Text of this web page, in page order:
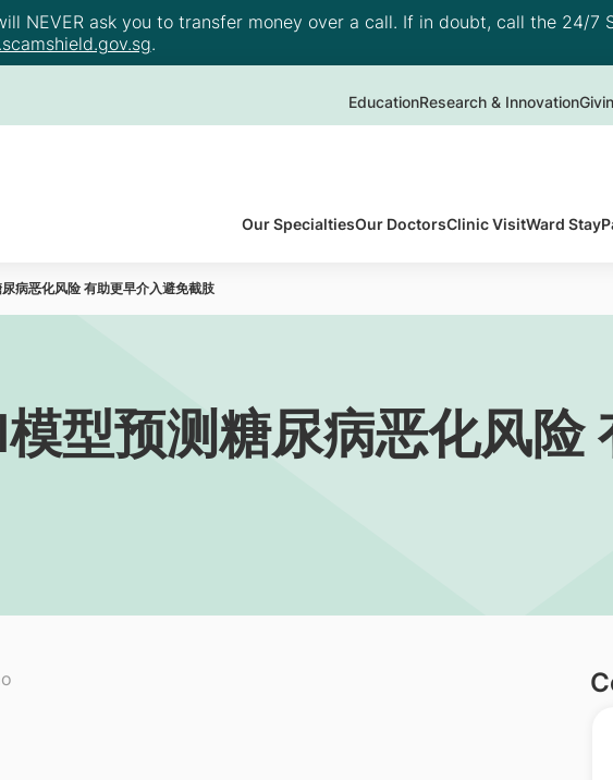
NEVER ask you to transfer money over a call. If in doubt, call the 24/7
.
EducationResearch & Innovation
Our SpecialtiesOur DoctorsClinic VisitWard Stay
病恶化风险 有助更早介入避免截肢
型预测糖尿病恶化风险